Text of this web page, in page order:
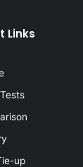
Links
up